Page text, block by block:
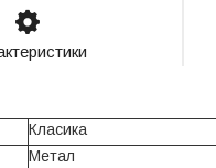
Класика
Метал